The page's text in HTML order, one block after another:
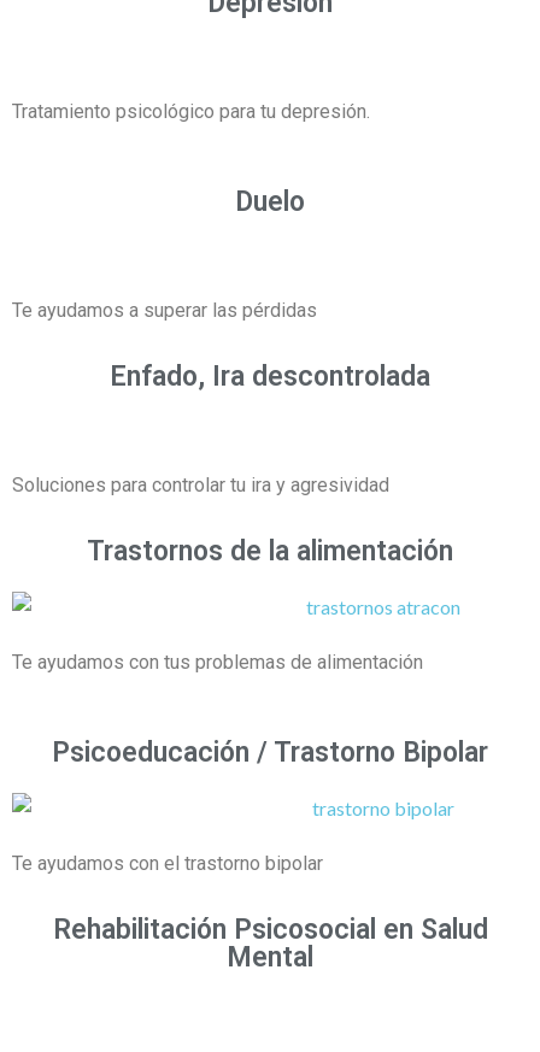
Tratamiento psicológico para tu depresión.
Duelo
Te ayudamos a superar las pérdidas
Enfado, Ira descontrolada
Soluciones para controlar tu ira y agresividad
Trastornos de la alimentación
Te ayudamos con tus problemas de alimentación
Psicoeducación / Trastorno Bipolar
Te ayudamos con el trastorno bipolar
Rehabilitación Psicosocial en Salud
Mental